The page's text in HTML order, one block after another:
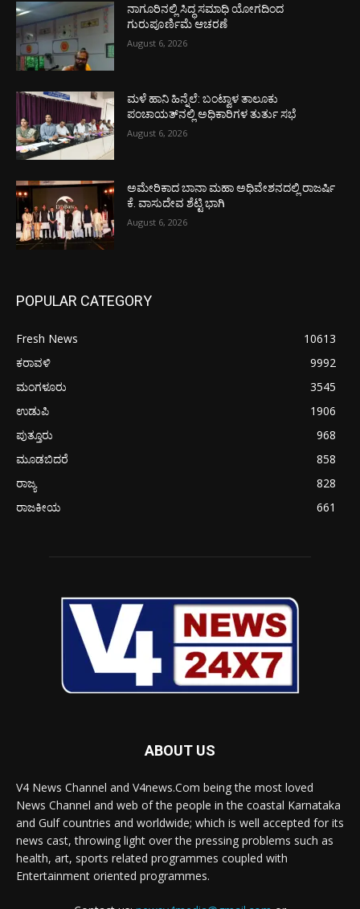
ನಾಗೂರಿನಲ್ಲಿ ಸಿದ್ಧ ಸಮಾಧಿ ಯೋಗದಿಂದ
ಗುರುಪೂರ್ಣಿಮೆ ಆಚರಣೆ
August 6, 2026
ಮಳೆ ಹಾನಿ ಹಿನ್ನೆಲೆ: ಬಂಟ್ವಾಳ ತಾಲೂಕು
ಪಂಚಾಯತ್‌ನಲ್ಲಿ ಅಧಿಕಾರಿಗಳ ತುರ್ತು ಸಭೆ
August 6, 2026
ಅಮೇರಿಕಾದ ಬಾನಾ ಮಹಾ ಅಧಿವೇಶನದಲ್ಲಿ ರಾಜರ್ಷಿ
ಕೆ. ವಾಸುದೇವ ಶೆಟ್ಟಿ ಭಾಗಿ
August 6, 2026
POPULAR CATEGORY
Fresh News
10613
ಕರಾವಳಿ
9992
ಮಂಗಳೂರು
3545
ಉಡುಪಿ
1906
ಪುತ್ತೂರು
968
ಮೂಡಬಿದರೆ
858
ರಾಜ್ಯ
828
ರಾಜಕೀಯ
661
ABOUT US
V4 News Channel and V4news.Com being the most loved
News Channel and web of the people in the coastal Karnataka
and Gulf countries and worldwide; which is well accepted for its
news cast, throwing light over the pressing problems such as
health, art, sports related programmes coupled with
Entertainment oriented programmes.